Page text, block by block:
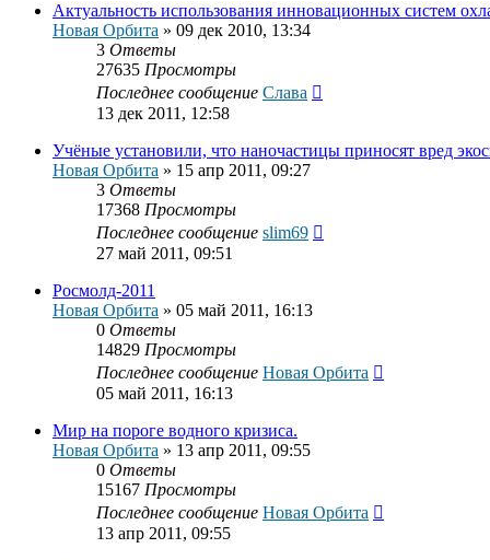
Актуальность использования инновационных систем
Новая Орбита » 09 дек 2010, 13:34
3 Ответы
27635 Просмотры
Последнее сообщение Слава
13 дек 2011, 12:58
Учёные установили, что наночастицы приносят вред
Новая Орбита » 15 апр 2011, 09:27
3 Ответы
17368 Просмотры
Последнее сообщение slim69
27 май 2011, 09:51
Росмолд-2011
Новая Орбита » 05 май 2011, 16:13
0 Ответы
14829 Просмотры
Последнее сообщение Новая Орбита
05 май 2011, 16:13
Мир на пороге водного кризиса.
Новая Орбита » 13 апр 2011, 09:55
0 Ответы
15167 Просмотры
Последнее сообщение Новая Орбита
13 апр 2011, 09:55